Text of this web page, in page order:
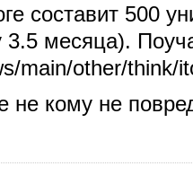
составит 500
3.5 месяца).
main/other/think/
кому не